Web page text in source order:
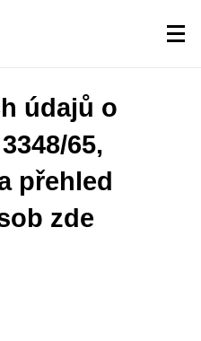
údajů o
65,
přehled
zde